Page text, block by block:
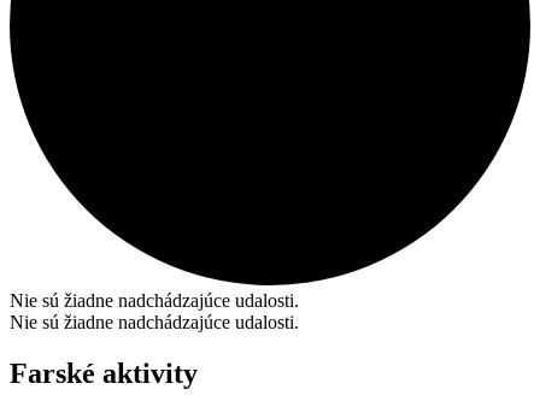
Nie sú žiadne nadchádzajúce udalosti.
Nie sú žiadne nadchádzajúce udalosti.
Farské aktivity